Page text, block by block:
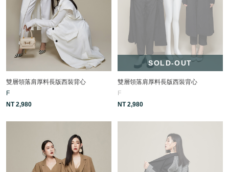
雙層領落肩厚料長版西裝背心
F
NT 2,980
SOLD-OUT
雙層領落肩厚料長版西裝背心
F
NT 2,980